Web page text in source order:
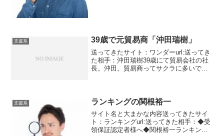
支援系 39歳で元貿易商「沖田瑞樹」
送ってきたサイト：ワンダーurl:送ってき
た相手：沖田瑞樹39歳にて貿易会社の社
長。沖田。貿易商ってサクラに多いです
のワンダーという...
支援系 ランキングの関根裕一
サイト名と大まかな内容送ってきたサイ
ト：ランキングurl:送ってきた相手：◆受
領保証認定者様へ◆関根裕一ランキング